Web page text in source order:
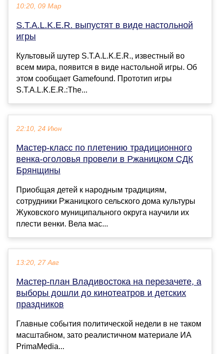
10:20, 09 Мар
S.T.A.L.K.E.R. выпустят в виде настольной
игры
Культовый шутер S.T.A.L.K.E.R., известный во
всем мира, появится в виде настольной игры. Об
этом сообщает Gamefound. Прототип игры
S.T.A.L.K.E.R.:The...
22:10, 24 Июн
Мастер-класс по плетению традиционного
венка-оголовья провели в Ржаницком СДК
Брянщины
Приобщая детей к народным традициям,
сотрудники Ржаницкого сельского дома культуры
Жуковского муниципального округа научили их
плести венки. Вела мас...
13:20, 27 Авг
Мастер-план Владивостока на перезачете, а
выборы дошли до кинотеатров и детских
праздников
Главные события политической недели в не таком
масштабном, зато реалистичном материале ИА
PrimaMedia...